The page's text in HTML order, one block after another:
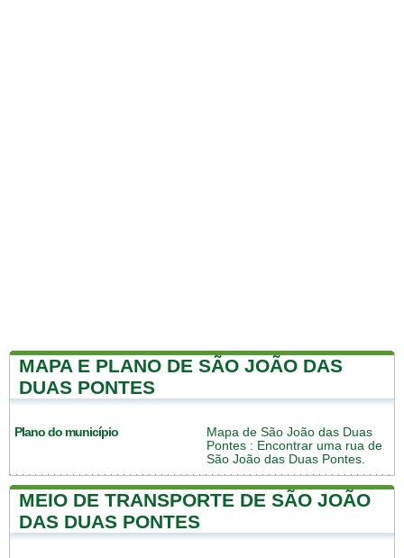
MAPA E PLANO DE SÃO JOÃO DAS
DUAS PONTES
Plano do município
Mapa de São João das Duas
Pontes : Encontrar uma rua de
São João das Duas Pontes.
MEIO DE TRANSPORTE DE SÃO JOÃO
DAS DUAS PONTES